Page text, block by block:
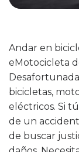
Andar en
eMotocicleta
bicicletas,
eléctricos. Si
de un
de buscar